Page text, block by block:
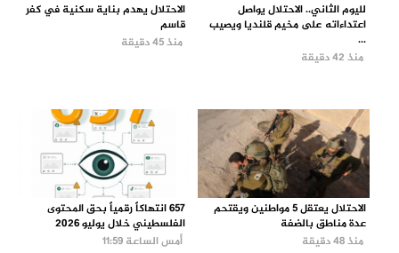
لليوم الثاني.. الاحتلال يواصل
اعتداءاته على مخيم قلنديا ويصيب
...
منذ 42 دقيقة
الاحتلال يهدم بناية سكنية في كفر
قاسم
منذ 45 دقيقة
الاحتلال يعتقل 5 مواطنين ويقتحم
عدة مناطق بالضفة
منذ 48 دقيقة
657 انتهاكاً رقمياً بحق المحتوى
الفلسطيني خلال يوليو 2026
أمس الساعة 11:59